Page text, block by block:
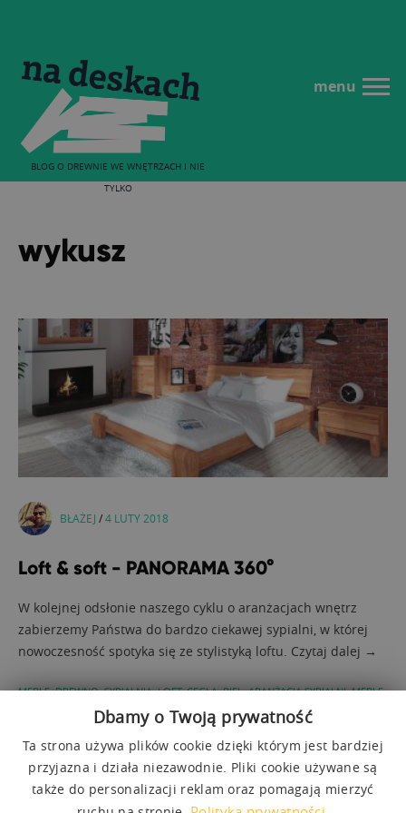
BLOG O DREWNIE WE WNĘTRZACH I NIE
TYLKO
menu
wykusz
BŁAŻEJ /4 LUTY 2018
Loft & soft - PANORAMA 360°
W kolejnej odsłonie naszego cyklu o aranżacjach wnętrz
zabierzemy Państwa do bardzo ciekawej sypialni, w której
nowoczesność spotyka się ze stylistyką loftu. Czytaj dalej →
MEBLE,DREWNO,SYPIALNIA,LOFT,CEGŁA,BIEL,ARANŻACJA SYPIALNI,MEBLE
STYL NOWOCZESNY,STYL LOFTOWY,NATURALNE MATERIAŁY
Dbamy o Twoją prywatność
Ta strona używa plików cookie dzięki którym jest bardziej
przyjazna i działa niezawodnie. Pliki cookie używane są
także do personalizacji reklam oraz pomagają mierzyć